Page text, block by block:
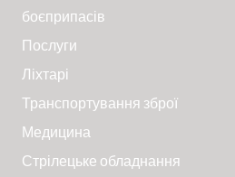
боєприпасів
Послуги
Ліхтарі
Транспортування зброї
Медицина
Стрілецьке обладнання